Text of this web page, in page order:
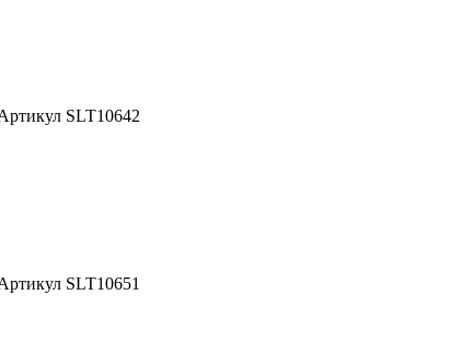
SLT10642
SLT10651